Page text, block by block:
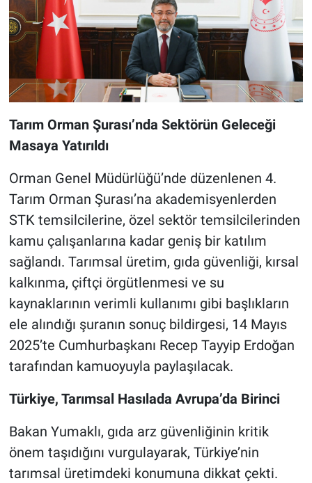
Tarım Orman Şurası’nda Sektörün Geleceği
Masaya Yatırıldı
Orman Genel Müdürlüğü’nde düzenlenen 4.
Tarım Orman Şurası’na akademisyenlerden
STK temsilcilerine, özel sektör temsilcilerinden
kamu çalışanlarına kadar geniş bir katılım
sağlandı. Tarımsal üretim, gıda güvenliği, kırsal
kalkınma, çiftçi örgütlenmesi ve su
kaynaklarının verimli kullanımı gibi başlıkların
ele alındığı şuranın sonuç bildirgesi, 14 Mayıs
2025’te Cumhurbaşkanı Recep Tayyip Erdoğan
tarafından kamuoyuyla paylaşılacak.
Türkiye, Tarımsal Hasılada Avrupa’da Birinci
Bakan Yumaklı, gıda arz güvenliğinin kritik
önem taşıdığını vurgulayarak, Türkiye’nin
tarımsal üretimdeki konumuna dikkat çekti.